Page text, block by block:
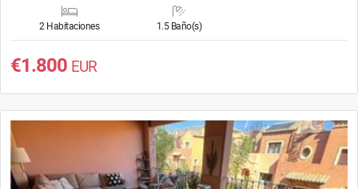
2 Habitaciones 1.5 Baño(s)
€1.800 EUR